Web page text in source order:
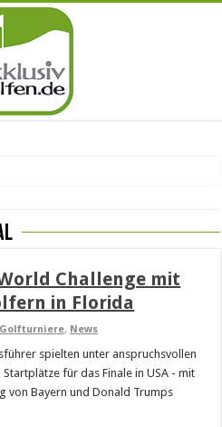
Challenge mit
in Florida
Golfturniere, News
spielten unter anspruchsvollen
für das Finale in USA - mit
von Bayern und Donald Trumps